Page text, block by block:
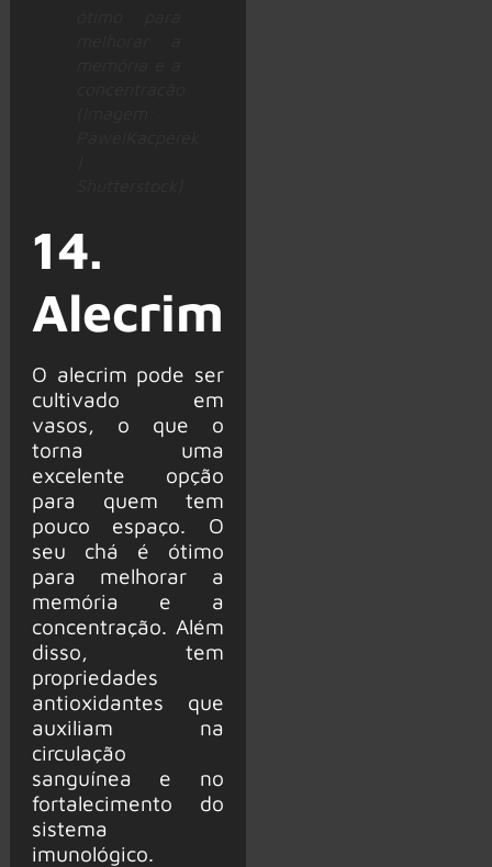
14.
Alecrim
O alecrim pode ser
cultivado em
vasos, o que o
torna uma
excelente opção
para quem tem
pouco espaço. O
seu chá é ótimo
para melhorar a
memória e a
concentração. Além
disso, tem
propriedades
antioxidantes que
auxiliam na
circulação
sanguínea e no
fortalecimento do
sistema
imunológico.